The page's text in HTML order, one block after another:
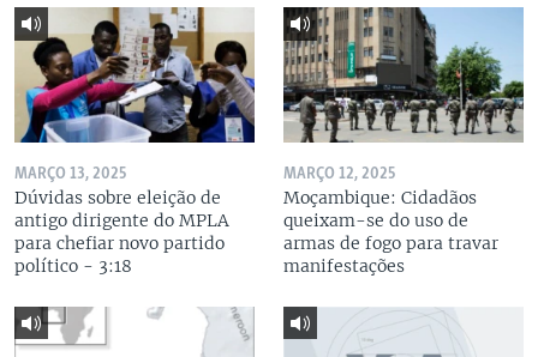
MARÇO 13, 2025
Dúvidas sobre eleição de
antigo dirigente do MPLA
para chefiar novo partido
político - 3:18
MARÇO 12, 2025
Moçambique: Cidadãos
queixam-se do uso de
armas de fogo para travar
manifestações